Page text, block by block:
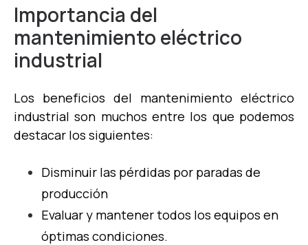
Importancia del
mantenimiento eléctrico
industrial
Los beneficios del mantenimiento eléctrico
industrial son muchos entre los que podemos
destacar los siguientes:
Disminuir las pérdidas por paradas de
producción
Evaluar y mantener todos los equipos en
óptimas condiciones.